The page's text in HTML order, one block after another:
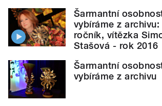
Šarmantní
vybíráme z archivu:
ročník, vítězka
Stašová - rok 2016
Šarmantní
vybíráme z archivu